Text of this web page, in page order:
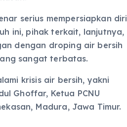
serius mempersiapkan diri
ini, pihak terkait, lanjutnya,
dengan droping air bersih
sangat terbatas.
krisis air bersih, yakni
Ghoffar, Ketua PCNU
Madura, Jawa Timur.